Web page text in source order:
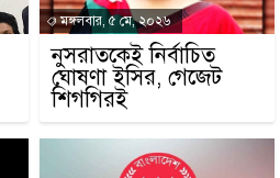
মঙ্গলবার, ৫ মে, ২০২৬
নুসরাতকেই নির্বাচিত
ঘোষণা ইসির, গেজেট
শিগগিরই